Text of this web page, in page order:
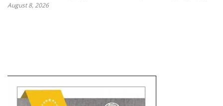
August 8, 2026